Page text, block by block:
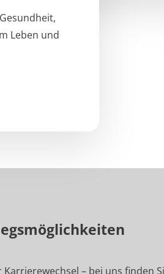
Leben und
– bei uns finden